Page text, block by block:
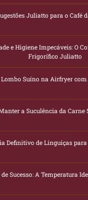
Juliatto para o Café
e Higiene Impecáveis: O
Frigorífico Juliatto
Lombo Suíno na Airfryer
a Suculência da Carne
Definitivo de Linguiças
Sucesso: A Temperatura